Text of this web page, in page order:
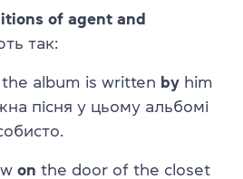
of agent and
так:
album is written by him
пісня у цьому альбомі
on the door of the closet